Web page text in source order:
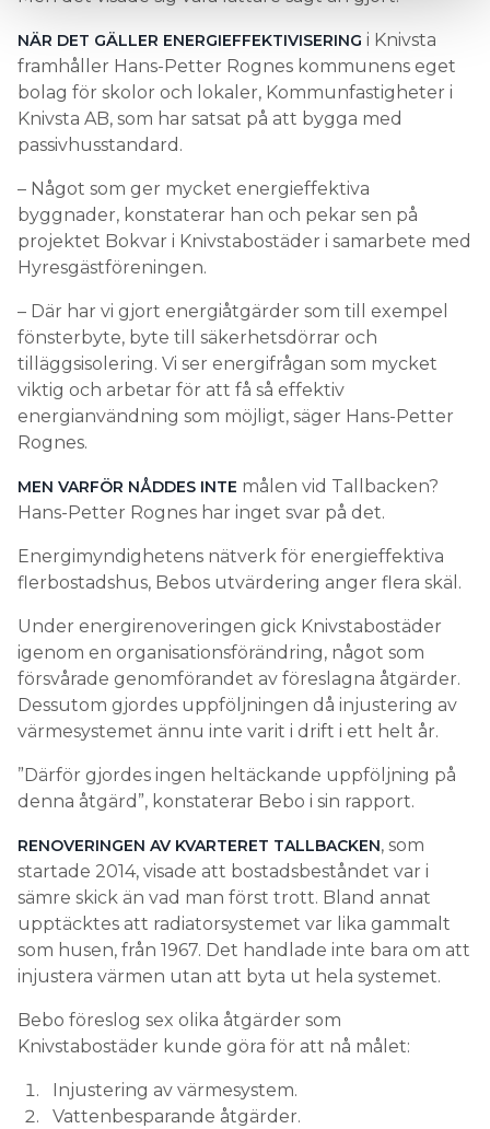
NÄR DET GÄLLER ENERGIEFFEKTIVISERING i Knivsta
framhåller Hans-Petter Rognes kommunens eget
bolag för skolor och lokaler, Kommunfastigheter i
Knivsta AB, som har satsat på att bygga med
passivhusstandard.
– Något som ger mycket energieffektiva
byggnader, konstaterar han och pekar sen på
projektet Bokvar i Knivstabostäder i samarbete med
Hyresgästföreningen.
– Där har vi gjort energiåtgärder som till exempel
fönsterbyte, byte till säkerhetsdörrar och
tilläggsisolering. Vi ser energifrågan som mycket
viktig och arbetar för att få så effektiv
energianvändning som möjligt, säger Hans-Petter
Rognes.
MEN VARFÖR NÅDDES INTE målen vid Tallbacken?
Hans-Petter Rognes har inget svar på det.
Energimyndighetens nätverk för energieffektiva
flerbostadshus, Bebos utvärdering anger flera skäl.
Under energirenoveringen gick Knivstabostäder
igenom en organisationsförändring, något som
försvårade genomförandet av föreslagna åtgärder.
Dessutom gjordes uppföljningen då injustering av
värmesystemet ännu inte varit i drift i ett helt år.
”Därför gjordes ingen heltäckande uppföljning på
denna åtgärd”, konstaterar Bebo i sin rapport.
RENOVERINGEN AV KVARTERET TALLBACKEN, som
startade 2014, visade att bostadsbeståndet var i
sämre skick än vad man först trott. Bland annat
upptäcktes att radiatorsystemet var lika gammalt
som husen, från 1967. Det handlade inte bara om att
injustera värmen utan att byta ut hela systemet.
Bebo föreslog sex olika åtgärder som
Knivstabostäder kunde göra för att nå målet:
Injustering av värmesystem.
Vattenbesparande åtgärder.